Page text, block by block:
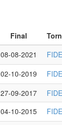
Final
08-08-2021
02-10-2019
27-09-2017
04-10-2015